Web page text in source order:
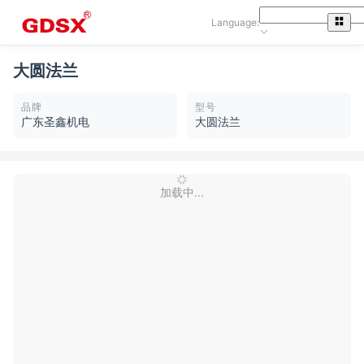
Language:
大圆法兰
品牌
广东圣鑫机电
型号
大圆法兰
加载中...